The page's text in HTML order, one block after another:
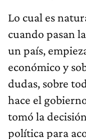
Lo cual es
cuando pasan
un país,
económico y
dudas, sobre
hace el
tomó la
política para